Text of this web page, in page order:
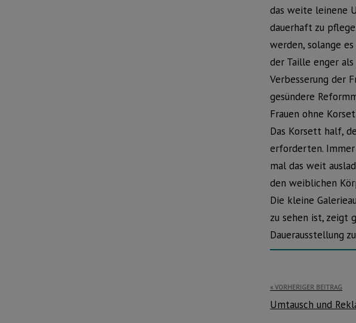
das weite leinene
dauerhaft zu
werden, solange
der Taille enger als
Verbesserung der
gesündere
Frauen ohne
Das Korsett half,
erforderten.
mal das weit
den weiblichen
Die kleine
zu sehen ist, zeigt
Dauerausstellung
VORHERIGER BEITRAG
Umtausch und